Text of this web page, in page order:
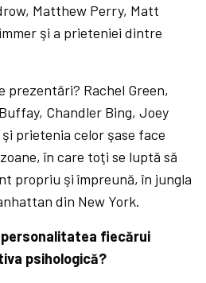
Matthew Perry, Matt
şi a prieteniei dintre
prezentări? Rachel Green,
Chandler Bing, Joey
prietenia celor şase face
în care toţi se luptă să
propriu şi împreună, în jungla
din New York.
fiecărui
psihologică?